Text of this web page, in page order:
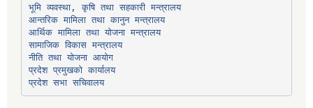
भूमि व्यवस्था, कृषि तथा सहकारी मन्त्रालय
आन्तरिक मामिला तथा कानुन मन्त्रालय
आर्थिक मामिला तथा योजना मन्त्रालय
सामाजिक विकास मन्त्रालय
नीति तथा योजना आयोग
प्रदेश प्रमुखको कार्यालय
प्रदेश सभा सचिवालय